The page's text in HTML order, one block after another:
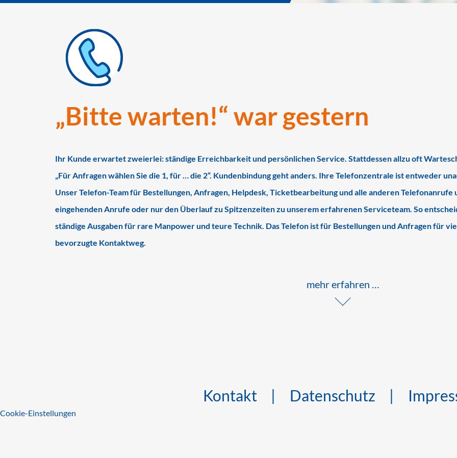
„Bitte warten!“ war gestern
Ihr Kunde erwartet zweierlei: ständige Erreichbarkeit und persönlichen Service. Stattdessen allzu oft
„Für Anfragen wählen Sie die 1, für … die 2“. Kundenbindung geht anders. Ihre Telefonzentrale ist entweder
Unser Telefon-Team für Bestellungen, Anfragen, Helpdesk, Ticketbearbeitung und alle anderen Telefonanrufe
eingehenden Anrufe oder nur den Überlauf zu Spitzenzeiten zu unserem erfahrenen Serviceteam. So
ständige Ausgaben für rare Manpower und teure Technik. Das Telefon ist für Bestellungen und Anfragen für
bevorzugte Kontaktweg.
mehr erfahren …
Anruf berechnet werden oder vorteilhafte Flatrates. Sie erhalten ein auf Ihr Anrufvolumen und die
Nutzen Sie für Ihre Anfrage unseren Menüpunkt
Kontakt Datenschutz
Cookie-Einstellungen